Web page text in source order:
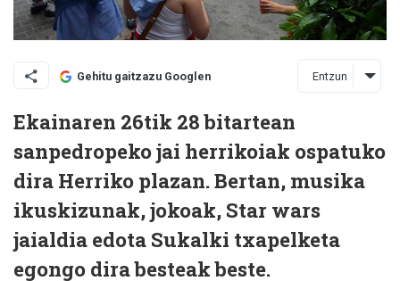
Gehitu gaitzazu Googlen Entzun
Ekainaren 26tik 28 bitartean
sanpedropeko jai herrikoiak ospatuko
dira Herriko plazan. Bertan, musika
ikuskizunak, jokoak, Star wars
jaialdia edota Sukalki txapelketa
egongo dira besteak beste.